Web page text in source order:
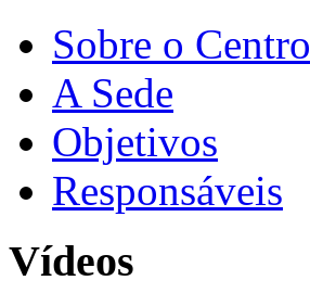
Sobre o Centro
A Sede
Objetivos
Responsáveis
Vídeos